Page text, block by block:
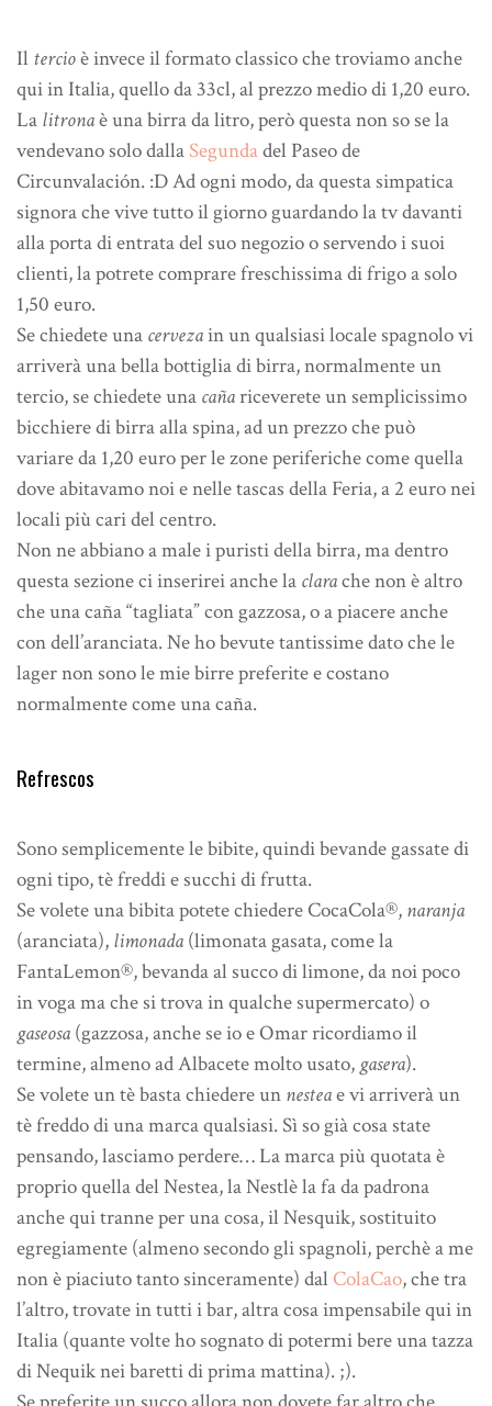
Il tercioè invece il formato classico che troviamo anche
qui in Italia, quello da 33cl, al prezzo medio di 1,20 euro.
La litronaè una birra da litro, però questa non so se la
vendevano solo dalla Segundadel Paseo de
Circunvalación. :D Ad ogni modo, da questa simpatica
signora che vive tutto il giorno guardando la tv davanti
alla porta di entrata del suo negozio o servendo i suoi
clienti, la potrete comprare freschissima di frigo a solo
1,50 euro.
Se chiedete una cervezain un qualsiasi locale spagnolo vi
arriverà una bella bottiglia di birra, normalmente un
tercio, se chiedete una cañariceverete un semplicissimo
bicchiere di birra alla spina, ad un prezzo che può
variare da 1,20 euro per le zone periferiche come quella
dove abitavamo noi e nelle tascas della Feria, a 2 euro nei
locali più cari del centro.
Non ne abbiano a male i puristi della birra, ma dentro
questa sezione ci inserirei anche la clarache non è altro
che una caña “tagliata” con gazzosa, o a piacere anche
con dell’aranciata. Ne ho bevute tantissime dato che le
lager non sono le mie birre preferite e costano
normalmente come una caña.
Refrescos
Sono semplicemente le bibite, quindi bevande gassate di
ogni tipo, tè freddi e succhi di frutta.
Se volete una bibita potete chiedere CocaCola®, naranja
(aranciata), limonada (limonata gasata, come la
FantaLemon®, bevanda al succo di limone, da noi poco
in voga ma che si trova in qualche supermercato) o
gaseosa (gazzosa, anche se io e Omar ricordiamo il
termine, almeno ad Albacete molto usato, gasera).
Se volete un tè basta chiedere un nesteae vi arriverà un
tè freddo di una marca qualsiasi. Sì so già cosa state
pensando, lasciamo perdere… La marca più quotata è
proprio quella del Nestea, la Nestlè la fa da padrona
anche qui tranne per una cosa, il Nesquik, sostituito
egregiamente (almeno secondo gli spagnoli, perchè a me
non è piaciuto tanto sinceramente) dal ColaCao, che tra
l’altro, trovate in tutti i bar, altra cosa impensabile qui in
Italia (quante volte ho sognato di potermi bere una tazza
di Nequik nei baretti di prima mattina). ;).